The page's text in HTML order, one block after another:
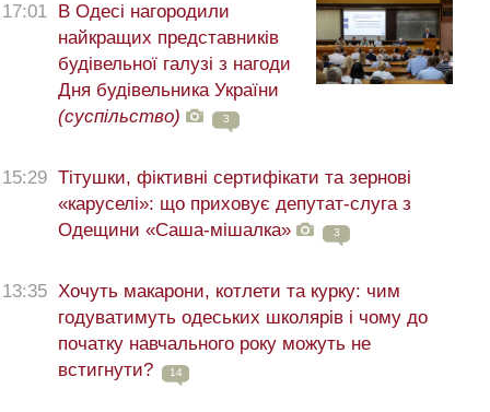
17:01
В Одесі нагородили
найкращих представників
будівельної галузі з нагоди
Дня будівельника України
(суспільство)
3
15:29 Тітушки, фіктивні сертифікати та зернові
«каруселі»: що приховує депутат-слуга з
Одещини «Саша-мішалка»
3
13:35 Хочуть макарони, котлети та курку: чим
годуватимуть одеських школярів і чому до
початку навчального року можуть не
встигнути?
14